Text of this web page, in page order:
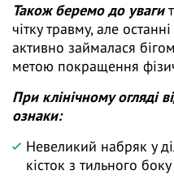
Також беремо до уваги
чітку травму, але
активно займалася
метою покращення
При клінічному огляді
ознаки:
Невеликий набряк у
кісток з тильного боку